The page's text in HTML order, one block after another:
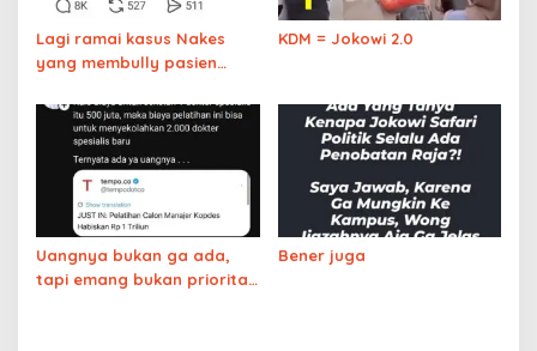
Lagi ramai kasus Nakes
yang membully pasien
ternyata pasien itu
akhirnya meninggal
KDM = Jokowi 2.0
Uangnya bukan ga ada,
tapi emang bukan prioritas
Bener juga